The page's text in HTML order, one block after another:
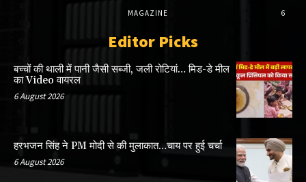
MAGAZINE
6
Editor Picks
बच्चों की थाली में पानी जैसी सब्जी, जली रोटियां… मिड-डे मील
का Video वायरल
6 August 2026
हरभजन सिंह ने PM मोदी से की मुलाकात…चाय पर हुई चर्चा
6 August 2026